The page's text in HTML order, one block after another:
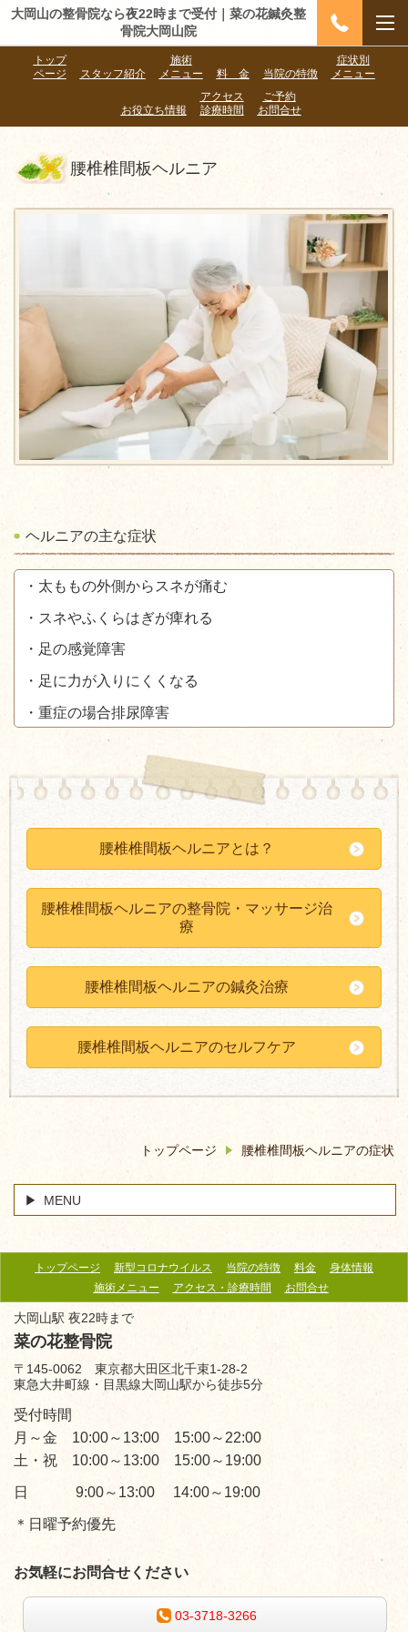
大岡山の整骨院なら夜22時まで受付｜菜の花鍼灸整
骨院大岡山院
トップ
ページ
スタッフ紹介
施術
メニュー
料 金 当院の特徴
症状別
メニュー
お役立ち情報
アクセス
診療時間
ご予約
お問合せ
腰椎椎間板ヘルニア
ヘルニアの主な症状
・太ももの外側からスネが痛む
・スネやふくらはぎが痺れる
・足の感覚障害
・足に力が入りにくくなる
・重症の場合排尿障害
腰椎椎間板ヘルニアとは？
腰椎椎間板ヘルニアの整骨院・マッサージ治
療
腰椎椎間板ヘルニアの鍼灸治療
腰椎椎間板ヘルニアのセルフケア
トップページ 腰椎椎間板ヘルニアの症状
MENU
トップページ 新型コロナウイルス 当院の特徴 料金
身体情報
施術メニュー
アクセス・診療時間 お問合せ
大岡山駅 夜22時まで
菜の花整骨院
〒145-0062 東京都大田区北千束1-28-2
東急大井町線・目黒線大岡山駅から徒歩5分
受付時間
月～金 10:00～13:00 15:00～22:00
土・祝 10:00～13:00 15:00～19:00
日 9:00～13:00 14:00～19:00
＊日曜予約優先
お気軽にお問合せください
03-3718-3266